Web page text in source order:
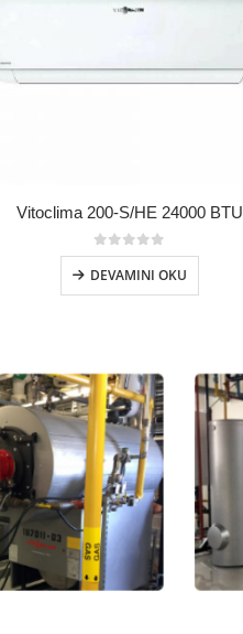
Vitoclima 200-S/HE 24000 BTU
05 üzerinden
DEVAMINI OKU